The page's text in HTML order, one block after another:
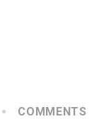
COMMENTS